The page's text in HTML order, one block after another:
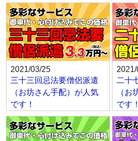
2021/03/25
三十三回忌法要僧侶派遣
（お坊さん手配）が人気
です！
二十
（お
です！